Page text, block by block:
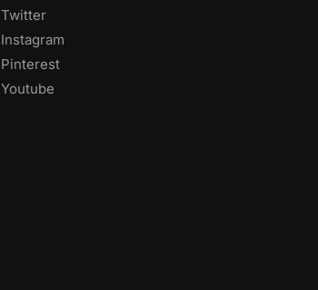
Twitter
Instagram
Pinterest
Youtube